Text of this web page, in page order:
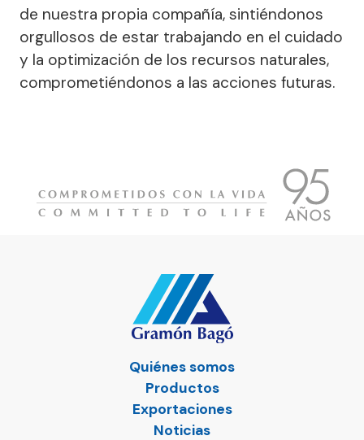
de nuestra propia compañía, sintiéndonos
orgullosos de estar trabajando en el cuidado
y la optimización de los recursos naturales,
comprometiéndonos a las acciones futuras.
Quiénes somos
Productos
Exportaciones
Noticias